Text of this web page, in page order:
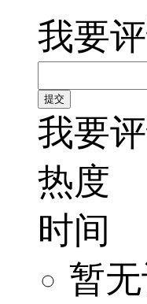
我要
我要
热度
时间
暂